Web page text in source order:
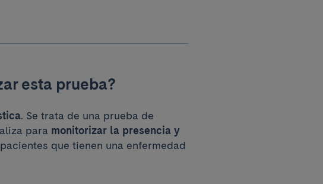
esta prueba?
. Se trata de una prueba de
para monitorizar la presencia y
que tienen una enfermedad